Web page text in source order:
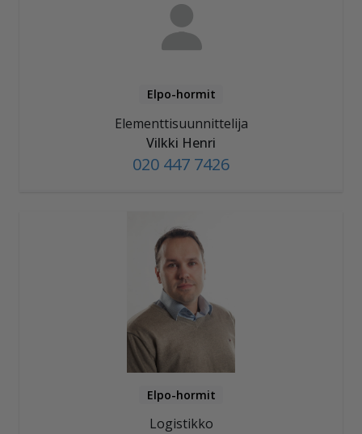
Elpo-hormit
Elementtisuunnittelija
Vilkki Henri
020 447 7426
Elpo-hormit
Logistikko